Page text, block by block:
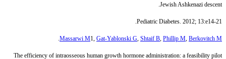
Jewish Ashkenazi descent.
Pediatric Diabetes. 2012; 13:e14-21.
Massarwi M1, Gat-Yablonski G, Shtaif B, Phillip M, Berkovitch M
.
The efficiency of intraosseous human growth hormone administration: a feasibility pilot